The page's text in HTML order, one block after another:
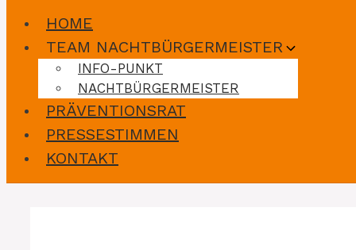
HOME
TEAM NACHTBÜRGERMEISTER
INFO-PUNKT
NACHTBÜRGERMEISTER
PRÄVENTIONSRAT
PRESSESTIMMEN
KONTAKT